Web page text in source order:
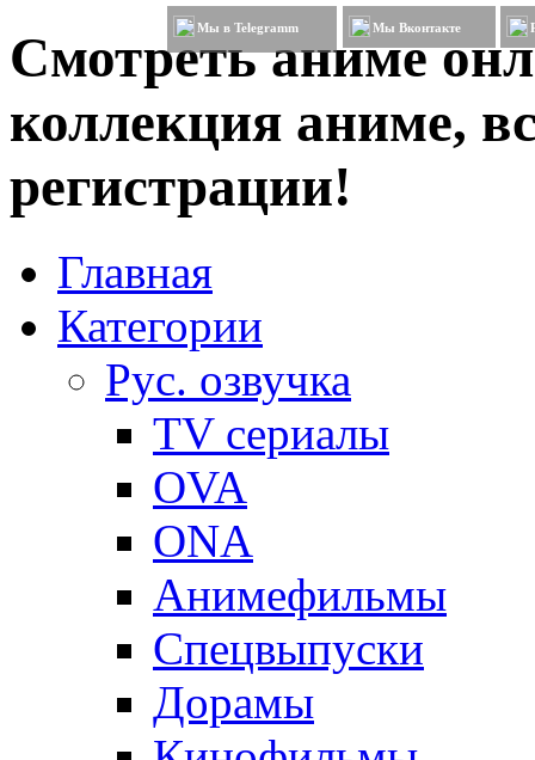
Смотреть аниме
коллекция аниме,
регистрации!
Мы в Telegramm Мы Вконтакте
Главная
Категории
Рус. озвучка
TV сериалы
OVA
ONA
Анимефильмы
Спецвыпуски
Дорамы